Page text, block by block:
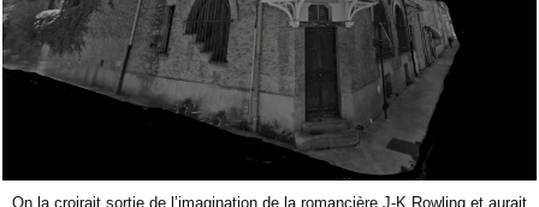
On la croirait sortie de l’imagination de la romancière J-K Rowling et aurait